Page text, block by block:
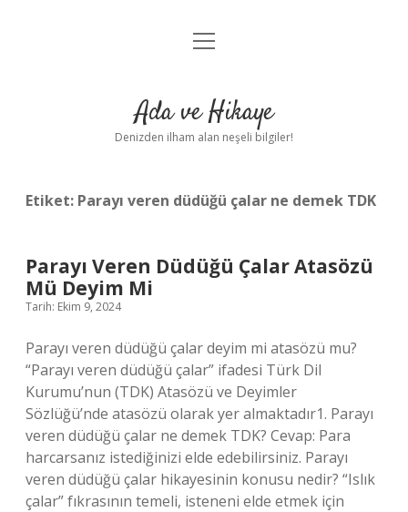
Anasayfa
Yasal Uyarı
menüyü
Ada ve Hikaye
Denizden ilham alan neşeli bilgiler!
Etiket: Parayı veren düdüğü çalar ne demek TDK
Parayı Veren Düdüğü Çalar Atasözü
Mü Deyim Mi
Tarih: Ekim 9, 2024
Parayı veren düdüğü çalar deyim mi atasözü mu?
“Parayı veren düdüğü çalar” ifadesi Türk Dil
Kurumu’nun (TDK) Atasözü ve Deyimler
Sözlüğü’nde atasözü olarak yer almaktadır1. Parayı
veren düdüğü çalar ne demek TDK? Cevap: Para
harcarsanız istediğinizi elde edebilirsiniz. Parayı
veren düdüğü çalar hikayesinin konusu nedir? “Islık
çalar” fıkrasının temeli, isteneni elde etmek için